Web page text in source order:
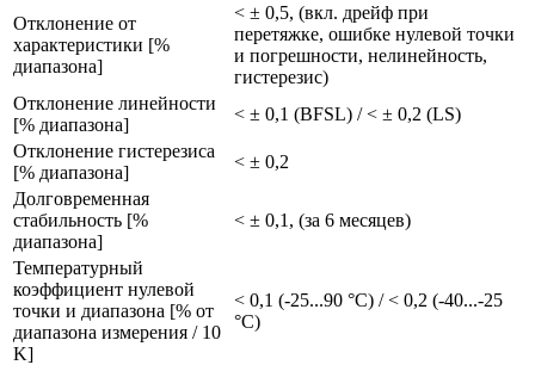
Отклонение от
характеристики [%
диапазона]
< ± 0,5, (вкл. дрейф при
перетяжке, ошибке нулевой точки
и погрешности, нелинейность,
гистерезис)
Отклонение линейности
[% диапазона]
< ± 0,1 (BFSL) / < ± 0,2 (LS)
Отклонение гистерезиса
[% диапазона]
< ± 0,2
Долговременная
стабильность [%
диапазона]
< ± 0,1, (за 6 месяцев)
Температурный
коэффициент нулевой
точки и диапазона [% от
диапазона измерения / 10
K]
< 0,1 (-25...90 °C) / < 0,2 (-40...-25
°C)